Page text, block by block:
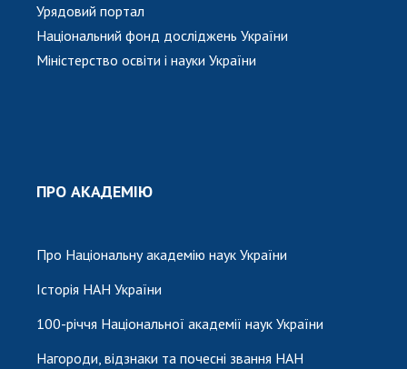
Урядовий портал
Національний фонд досліджень України
Міністерство освіти і науки України
ПРО АКАДЕМІЮ
Про Національну академію наук України
Історія НАН України
100-річчя Національної академії наук України
Нагороди, відзнаки та почесні звання НАН